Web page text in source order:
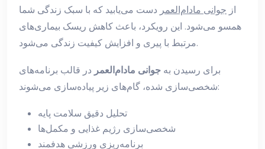
از جوانی مادام‌العمر دست می‌یابید که با سبک زندگی شما
همسو می‌شود. این رویکرد، باعث کاهش ریسک بیماری‌های
مرتبط با پیری و افزایش کیفیت زندگی می‌شود.
برای رسیدن به جوانی مادام‌العمر در قالب برنامه‌های
شخصی‌سازی شده، گام‌های زیر پیاده‌سازی می‌شوند:
تحلیل دقیق سلامت پایه
شخصی‌سازی رژیم غذایی و مکمل‌ها
برنامه‌ریزی ورزشی هدفمند